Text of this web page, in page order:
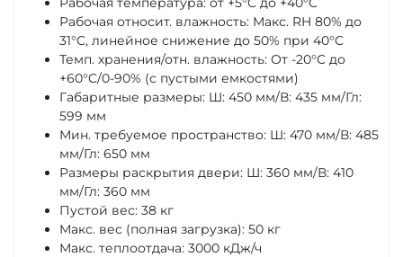
Рабочая относит. влажность: Макс. RH 80% до
31°C, линейное снижение до 50% при 40°C
Темп. хранения/отн. влажность: От -20°C до
+60°C/0-90% (с пустыми емкостями)
Габаритные размеры: Ш: 450 мм/В: 435 мм/Гл:
599 мм
Мин. требуемое пространство: Ш: 470 мм/В: 485
мм/Гл: 650 мм
Размеры раскрытия двери: Ш: 360 мм/В: 410
мм/Гл: 360 мм
Пустой вес: 38 кг
Макс. вес (полная загрузка): 50 кг
Макс. теплоотдача: 3000 кДж/ч